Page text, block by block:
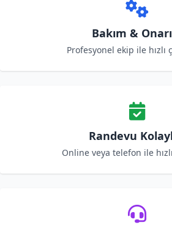
Bakım &
Profesyonel ekip ile hızlı
Randevu
Online veya telefon ile